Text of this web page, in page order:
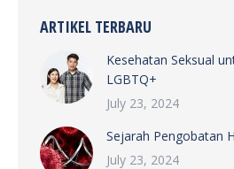
ARTIKEL TERBARU
Kesehatan Seksual
LGBTQ+
July 23, 2024
Sejarah Pengobatan
July 23, 2024